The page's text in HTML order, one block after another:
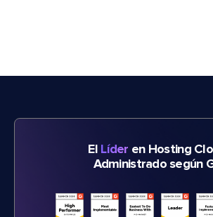
El Líder en Hosting
Administrado según